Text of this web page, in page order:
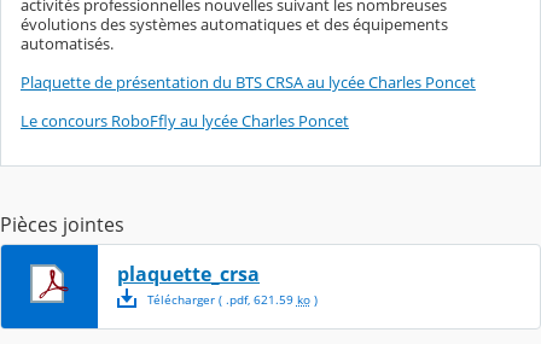
activités professionnelles nouvelles suivant les nombreuses
évolutions des systèmes automatiques et des équipements
automatisés.
Plaquette de présentation du BTS CRSA au lycée Charles Poncet
Le concours RoboFfly au lycée Charles Poncet
Pièces jointes
plaquette_crsa
Télécharger( .pdf, 621.59 ko)